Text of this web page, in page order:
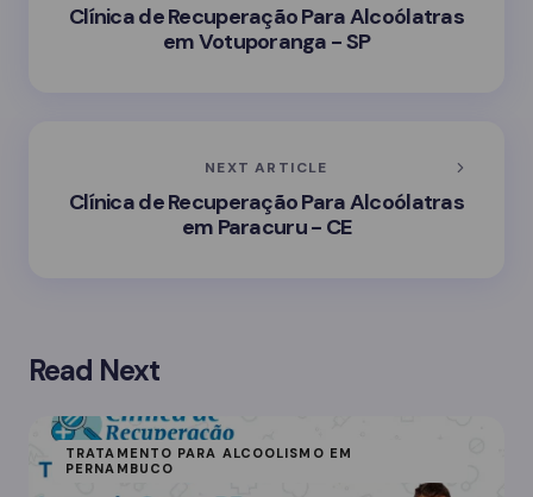
Clínica de Recuperação Para Alcoólatras
em Votuporanga - SP
NEXT ARTICLE
Clínica de Recuperação Para Alcoólatras
em Paracuru - CE
Read Next
TRATAMENTO PARA ALCOOLISMO EM
PERNAMBUCO